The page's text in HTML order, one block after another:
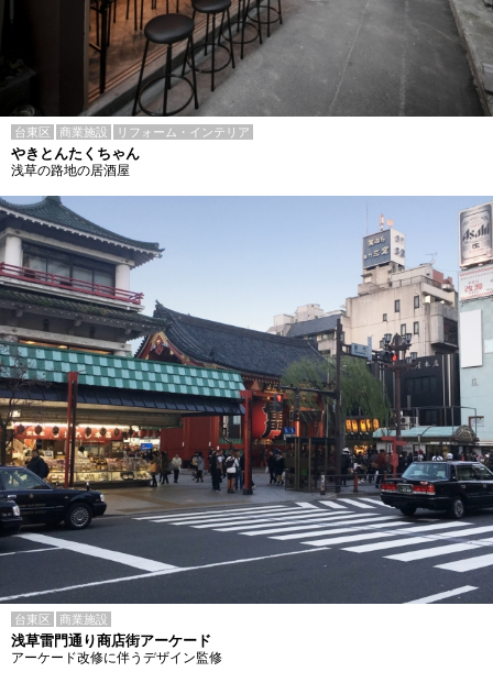
台東区 商業施設 リフォーム・インテリア
やきとんたくちゃん
浅草の路地の居酒屋
台東区 商業施設
浅草雷門通り商店街アーケード
アーケード改修に伴うデザイン監修